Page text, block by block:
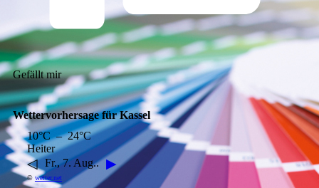
Gefällt mir
Wettervorhersage für Kassel
10°C – 24°C
Heiter
◁ Fr., 7. Aug.. ▶
© wetter.net